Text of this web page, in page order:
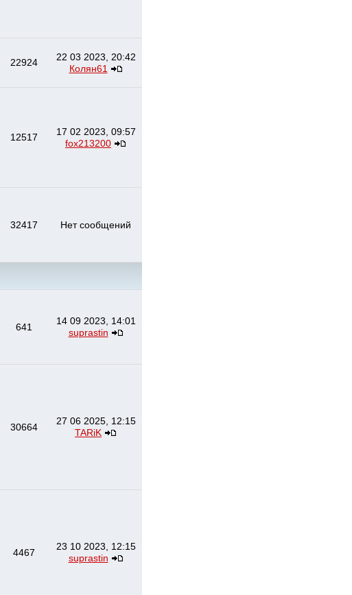
22924
22 03 2023, 20:42
Колян61
12517
17 02 2023, 09:57
fox213200
32417 Нет сообщений
641
14 09 2023, 14:01
suprastin
30664
27 06 2025, 12:15
TARiK
4467
23 10 2023, 12:15
suprastin